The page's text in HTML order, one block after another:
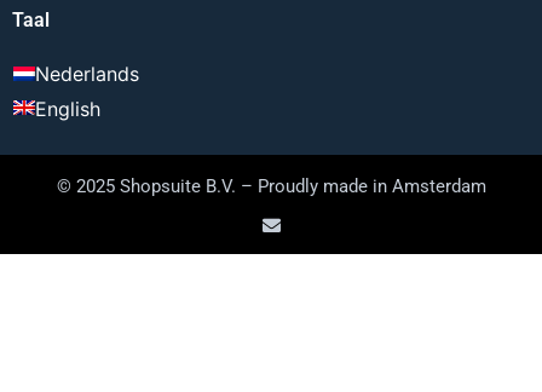
Taal
Nederlands
English
© 2025 Shopsuite B.V. – Proudly made in Amsterdam